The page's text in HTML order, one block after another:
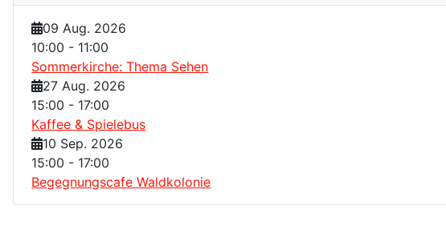
09 Aug. 2026
10:00 - 11:00
Sommerkirche: Thema Sehen
27 Aug. 2026
15:00 - 17:00
Kaffee & Spielebus
10 Sep. 2026
15:00 - 17:00
Begegnungscafe Waldkolonie